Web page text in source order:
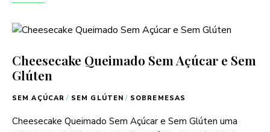
Cheesecake Queimado Sem Açúcar e Sem
Glúten
SEM AÇÚCAR / SEM GLÚTEN / SOBREMESAS
Cheesecake Queimado Sem Açúcar e Sem Glúten uma